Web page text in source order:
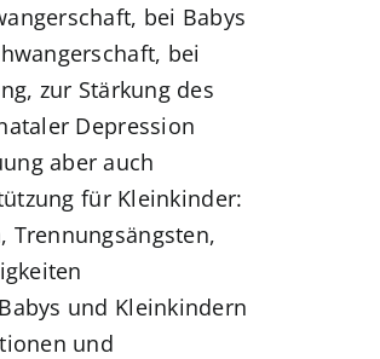
bei Babys
, bei
, zur Stärkung des
Depression
aber auch
für Kleinkinder:
Trennungsängsten,
und Kleinkindern
und